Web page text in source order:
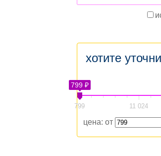
хотите
799 ₽
799 11 024
цена: от